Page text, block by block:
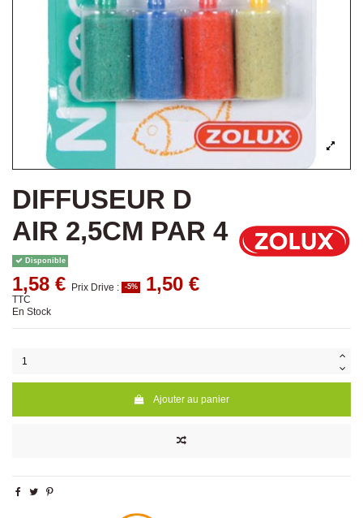
DIFFUSEUR D
AIR 2,5CM PAR 4
Disponible
1,58 € Prix Drive : -5% 1,50 €
TTC
En Stock
Ajouter au panier